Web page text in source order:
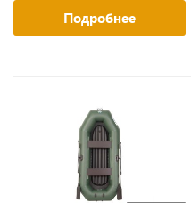
Подробнее